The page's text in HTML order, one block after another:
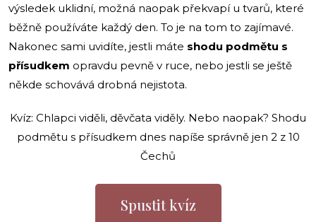
výsledek uklidní, možná naopak překvapí u tvarů, které
běžně používáte každý den. To je na tom to zajímavé.
Nakonec sami uvidíte, jestli máte shodu podmětu s
přísudkem opravdu pevně v ruce, nebo jestli se ještě
někde schovává drobná nejistota.
Kvíz: Chlapci viděli, děvčata viděly. Nebo naopak? Shodu
podmětu s přísudkem dnes napíše správně jen 2 z 10
Čechů
Spustit kvíz